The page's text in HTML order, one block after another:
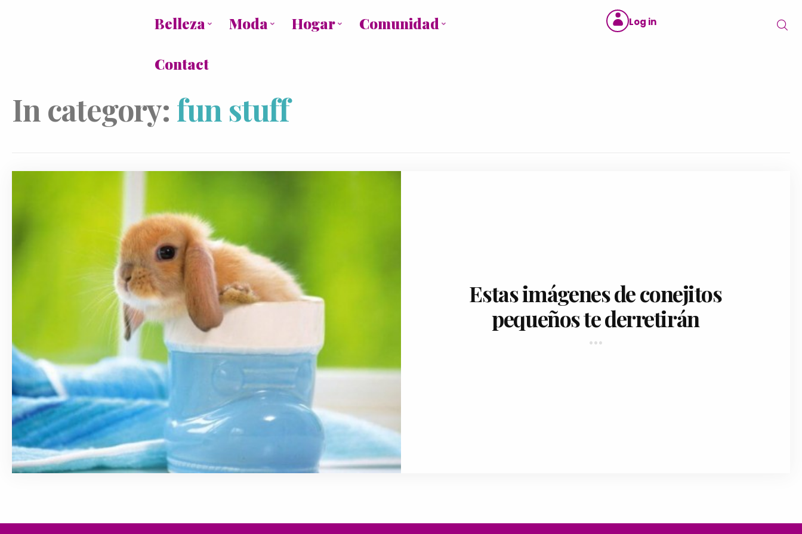
Belleza Moda Hogar Comunidad
Contact
Log in
In category: fun stuff
Estas imágenes de conejitos
pequeños te derretirán